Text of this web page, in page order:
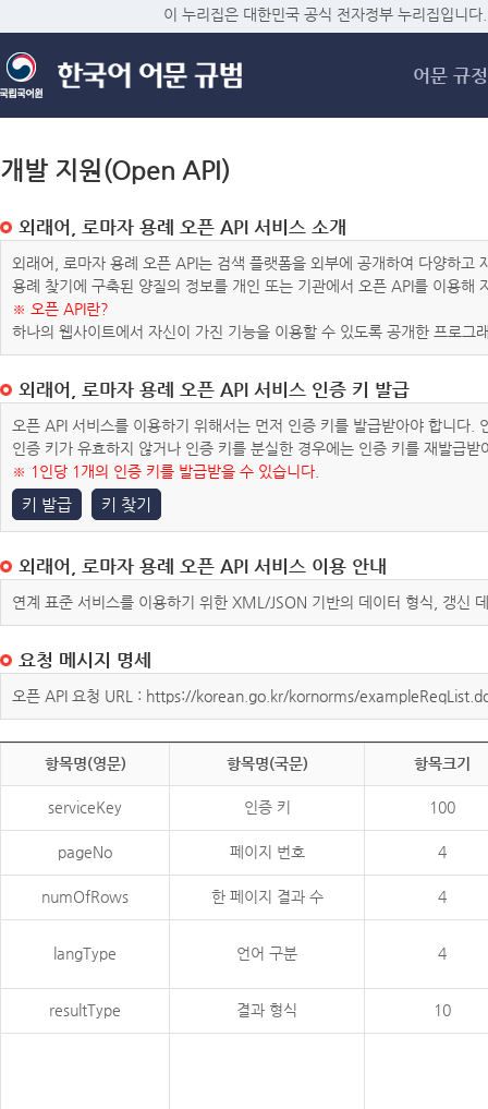
메
이 누리집은 대한민국 공식 전자정부 누리집입니다.
어문 규정
개발 지원(Open API)
외래어, 로마자 용례 오픈 API 서비스 소개
외래어, 로마자 용례 오픈 API는 검색 플랫폼을 외부에 공개하여 다양하
용례 찾기에 구축된 양질의 정보를 개인 또는 기관에서 오픈 API를 이용해
※ 오픈 API란?
하나의 웹사이트에서 자신이 가진 기능을 이용할 수 있도록 공개한 프로그
외래어, 로마자 용례 오픈 API 서비스 인증 키 발급
오픈 API 서비스를 이용하기 위해서는 먼저 인증 키를 발급받아야 합니다
인증 키가 유효하지 않거나 인증 키를 분실한 경우에는 인증 키를 재발급받
※ 1인당 1개의 인증 키를 발급받을 수 있습니다.
키 발급 키 찾기
외래어, 로마자 용례 오픈 API 서비스 이용 안내
연계 표준 서비스를 이용하기 위한 XML/JSON 기반의 데이터 형식, 갱신
요청 메시지 명세
오픈 API 요청 URL : https://korean.go.kr/kornorms/
항목명(영문) 항목명(국문) 항목크기
serviceKey 인증 키 100
pageNo 페이지 번호 4
numOfRows 한 페이지 결과 수 4
langType 언어 구분 4
resultType 결과 형식 10